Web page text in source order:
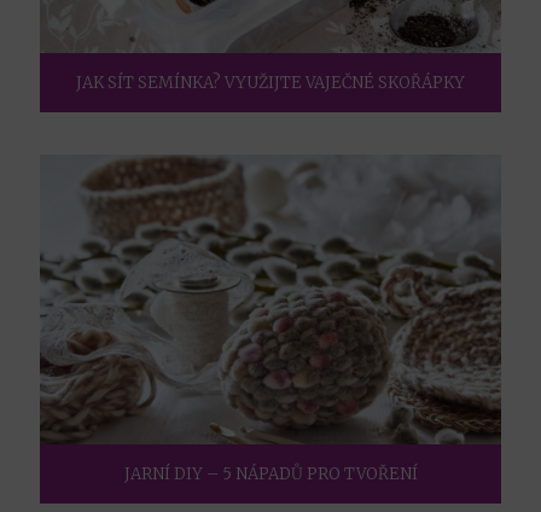
JAK SÍT SEMÍNKA? VYUŽIJTE VAJEČNÉ SKOŘÁPKY
JARNÍ DIY – 5 NÁPADŮ PRO TVOŘENÍ